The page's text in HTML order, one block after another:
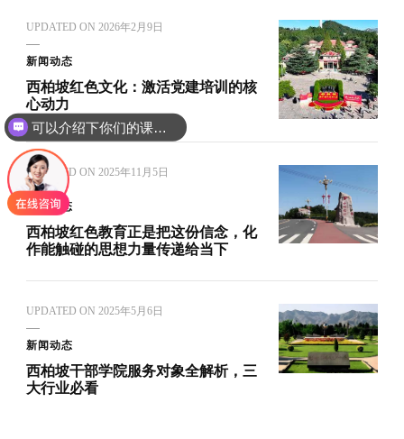
UPDATED ON 2026年2月9日
新闻动态
西柏坡红色文化：激活党建培训的核
心动力
UPDATED ON 2025年11月5日
新闻动态
西柏坡红色教育正是把这份信念，化
作能触碰的思想力量传递给当下
UPDATED ON 2025年5月6日
新闻动态
西柏坡干部学院服务对象全解析，三
大行业必看